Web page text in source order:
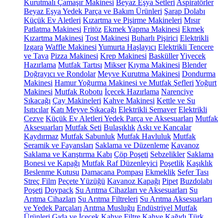
Kurutmalı Çamaşır Makinesi Beyaz Eşya Setleri Aspiratörler
Beyaz Eşya Yedek Parça ve Bakım Ürünleri Şarap Dolabı
Küçük Ev Aletleri Kızartma ve Pişirme Makineleri Mısır
Patlatma Makinesi Fritöz Ekmek Yapma Makinesi Ekmek
Kızartma Makinesi Tost Makinesi Buharlı Pişirici Elektrikli
Izgara Waffle Makinesi Yumurta Haşlayıcı Elektrikli Tencere
ve Tava Pizza Makinesi Krep Makinesi BasküllerYiyecek
Hazırlama Mutfak Tartısı Mikser Kıyma Makinesi Blender
Doğrayıcı ve Rondolar Meyve Kurutma Makinesi Dondurma
Makinesi Hamur Yoğurma Makinesi ve Mutfak Şefleri Yoğurt
Makinesi Mutfak Robotu İçecek Hazırlama Narenciye
Sıkacağı Çay Makineleri Kahve Makinesi Kettle ve Su
Isıtıcılar Katı Meyve Sıkacağı Elektrikli Semaver Elektrikli
Cezve Küçük Ev Aletleri Yedek Parça ve Aksesuarları Mutfak
Aksesuarları Mutfak Seti Bulaşıklık Askı ve Kancalar
Kaydırmaz Mutfak Sabunluk Mutfak Havluluk Mutfak
Seramik ve Fayansları Saklama ve Düzenleme Kavanoz
Saklama ve Karıştırma Kabı Çöp Poşeti Sebzelikler Saklama
Bonesi ve Kapağı Mutfak Raf Düzenleyici Poşetlik Kaşıklık
Beslenme Kutusu Damacana Pompası Ekmeklik Sefer Tası
Streç Film Peçete Yüzüğü Kavanoz Kapağı Pipet Buzdolabı
Poşeti Doypack Su Arıtma Cihazları ve Aksesuarları Su
Arıtma Cihazları Su Arıtma Filtreleri Su Arıtma Aksesuarları
ve Yedek Parçaları Arıtma Musluğu Endüstriyel Mutfak